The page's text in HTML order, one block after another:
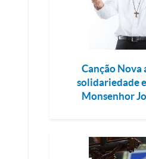
Canção Nova
solidariedade
Monsenhor